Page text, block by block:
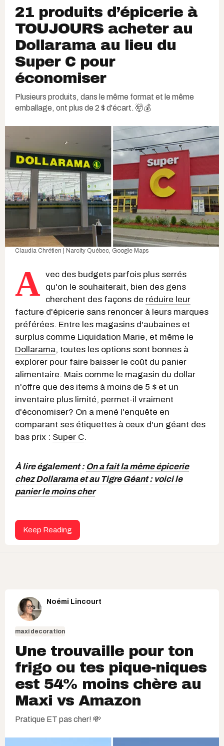
21 produits d’épicerie à
TOUJOURS acheter au
Dollarama au lieu du
Super C pour
économiser
Plusieurs produits, dans le même format et le même
emballage, ont plus de 2 $ d'écart. 🤯💰
Claudia Chrétien | Narcity Québec, Google Maps
A vec des budgets parfois plus serrés
qu'on le souhaiterait, bien des gens
cherchent des façons de réduire leur
facture d'épicerie sans renoncer à leurs marques
préférées. Entre les magasins d'aubaines et
surplus comme Liquidation Marie, et même le
Dollarama, toutes les options sont bonnes à
explorer pour faire baisser le coût du panier
alimentaire. Mais comme le magasin du dollar
n'offre que des items à moins de 5 $ et un
inventaire plus limité, permet-il vraiment
d'économiser? On a mené l'enquête en
comparant ses étiquettes à ceux d'un géant des
bas prix : Super C.
À lire également : On a fait la même épicerie
chez Dollarama et au Tigre Géant : voici le
panier le moins cher
Keep Reading
Noémi Lincourt
maxi decoration
Une trouvaille pour ton
frigo ou tes pique-niques
est 54​% moins chère au
Maxi vs Amazon
Pratique ET pas cher! 💸